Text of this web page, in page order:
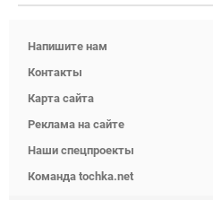
Напишите нам
Контакты
Карта сайта
Реклама на сайте
Наши спецпроекты
Команда tochka.net